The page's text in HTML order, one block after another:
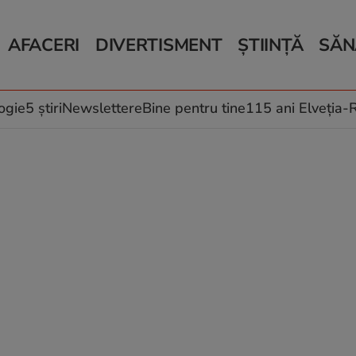
AFACERI
Auto
Locuri de muncă
DIVERTISMENT
Horoscop
Muzică și Filme
ȘTIINȚĂ
Schimbări Relații
5 știriNewslettereBine pentru tine115 ani Elveția-